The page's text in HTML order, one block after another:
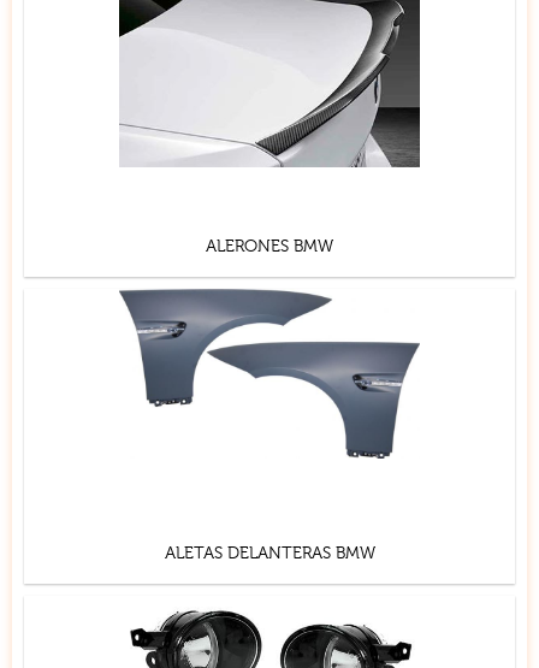
ALERONES BMW
ALETAS DELANTERAS BMW